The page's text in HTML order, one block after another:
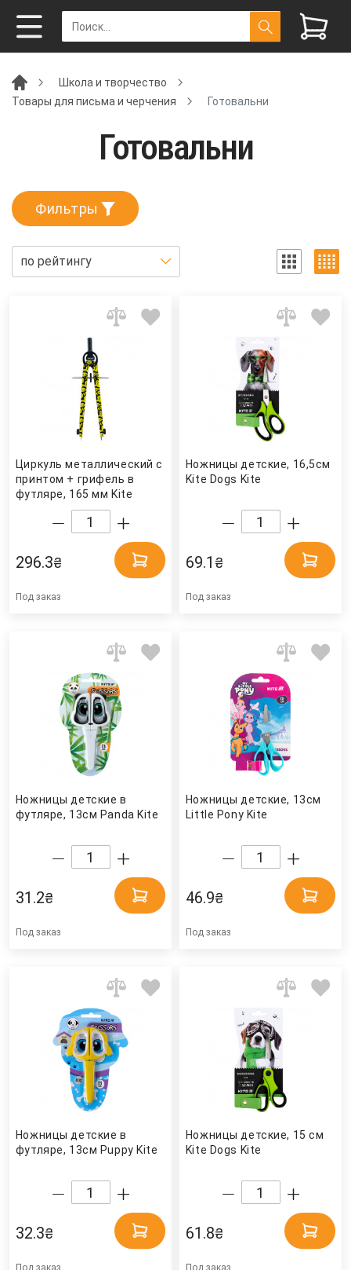
Школа и творчество
Товары для письма и черчения
Готовальни
Готовальни
Фильтры
Циркуль металлический с
принтом + грифель в
футляре, 165 мм Kite
296.3₴
Под заказ
Ножницы детские, 16,5см
Kite Dogs Kite
69.1 ₴
Под заказ
Ножницы детские в
футляре, 13см Panda Kite
31.2₴
Под заказ
Ножницы детские, 13см
Little Pony Kite
46.9₴
Под заказ
Ножницы детские в
футляре, 13см Puppy Kite
32.3₴
Под заказ
Ножницы детские, 15 см
Kite Dogs Kite
61.8₴
Под заказ